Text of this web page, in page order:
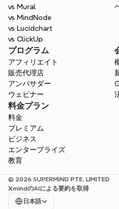
vs Mural
vs MindNode
vs Lucidchart
vs ClickUp
プログラム
アフィリエイト
販売代理店
アンバサダー
ウェビナー
料金プラン
料金
プレミアム
ビジネス
エンタープライズ
教育
© 2026 SUPERMIND PTE. LIMITED
XmindのAIによる要約を取得
Select Language
日本語